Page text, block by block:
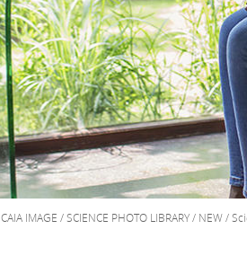
CAIA IMAGE / SCIENCE PHOTO LIBRARY / NEW /